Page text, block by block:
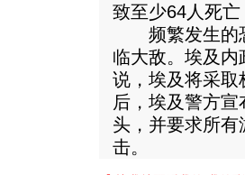
致至少64人死亡
频繁发生的恐
临大敌。埃及
说，埃及将采取
后，埃及警方
头，并要求所
击。